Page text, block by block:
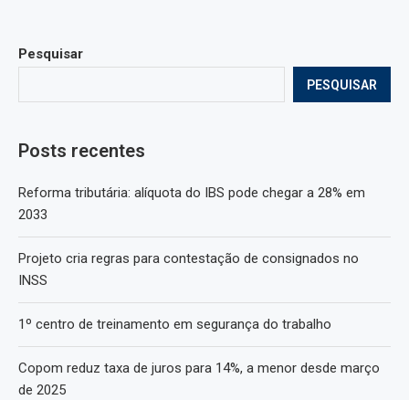
Pesquisar
PESQUISAR
Posts recentes
Reforma tributária: alíquota do IBS pode chegar a 28% em
2033
Projeto cria regras para contestação de consignados no
INSS
1º centro de treinamento em segurança do trabalho
Copom reduz taxa de juros para 14%, a menor desde março
de 2025